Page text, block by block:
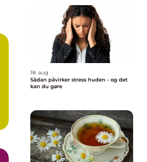
18. aug
Sådan påvirker stress huden - og det
kan du gøre